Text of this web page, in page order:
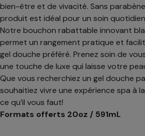
bien-être et de vivacité. Sans
produit est idéal pour un soin
Notre bouchon rabattable innovant
permet un rangement pratique et
gel douche préféré. Prenez soin de
une touche de luxe qui laisse votre
Que vous recherchiez un gel douche
souhaitiez vivre une expérience spa à
ce qu’il vous faut!
Formats offerts 20oz / 591mL